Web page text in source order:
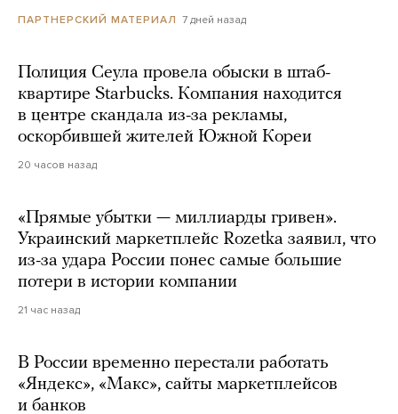
ПАРТНЕРСКИЙ МАТЕРИАЛ 7 дней назад
Полиция Сеула провела обыски в штаб-
квартире Starbucks. Компания находится
в центре скандала из-за рекламы,
оскорбившей жителей Южной Кореи
20 часов назад
«Прямые убытки — миллиарды гривен».
Украинский маркетплейс Rozetka заявил, что
из-за удара России понес самые большие
потери в истории компании
21 час назад
В России временно перестали работать
«Яндекс», «Макс», сайты маркетплейсов
и банков